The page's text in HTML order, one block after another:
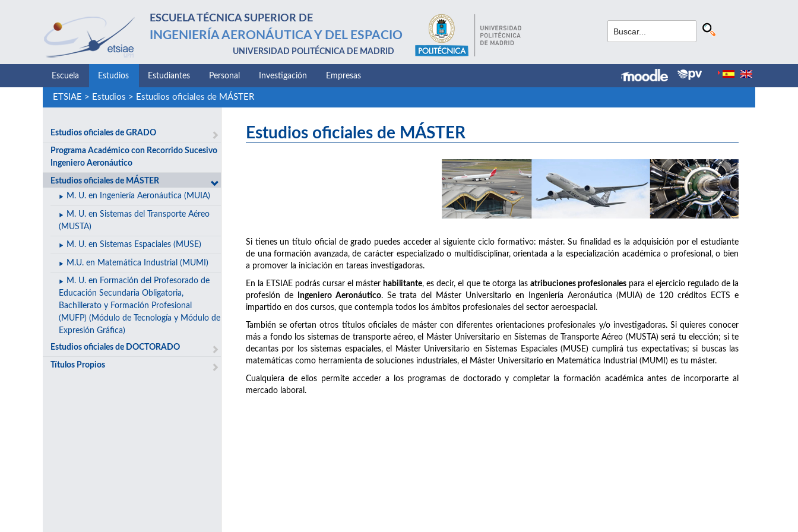
ESCUELA TÉCNICA SUPERIOR DE
INGENIERÍA AERONÁUTICA Y DEL ESPACIO
UNIVERSIDAD POLITÉCNICA DE MADRID
Escuela Estudios Estudiantes Personal Investigación Empresas
ETSIAE > Estudios > Estudios oficiales de MÁSTER
Estudios oficiales de GRADO
Programa Académico con Recorrido Sucesivo
Ingeniero Aeronáutico
Estudios oficiales de MÁSTER
M. U. en Ingeniería Aeronáutica (MUIA)
M. U. en Sistemas del Transporte Aéreo
(MUSTA)
M. U. en Sistemas Espaciales (MUSE)
M.U. en Matemática Industrial (MUMI)
M. U. en Formación del Profesorado de
Educación Secundaria Obligatoria,
Bachillerato y Formación Profesional
(MUFP) (Módulo de Tecnología y Módulo de
Expresión Gráfica)
Estudios oficiales de DOCTORADO
Títulos Propios
Estudios oficiales de MÁSTER
Si tienes un título oficial de grado puedes acceder al siguiente ciclo formativo: máster. Su finalidad es la adquisición por el estudiante
de una formación avanzada, de carácter especializado o multidisciplinar, orientada a la especialización académica o profesional, o bien
a promover la iniciación en tareas investigadoras.
En la ETSIAE podrás cursar el máster habilitante, es decir, el que te otorga las atribuciones profesionalespara el ejercicio regulado de la
profesión de
Ingeniero Aeronáutico. Se trata del Máster Universitario en Ingeniería Aeronáutica (MUIA) de 120 créditos ECTS e
impartido en dos cursos, que contempla todos los ámbitos profesionales del sector aeroespacial.
También se ofertan otros títulos oficiales de máster con diferentes orientaciones profesionales y/o investigadoras. Si quieres conocer
más a fondo los sistemas de transporte aéreo, el Máster Universitario en Sistemas de Transporte Aéreo (MUSTA) será tu elección; si te
decantas por los sistemas espaciales, el Máster Universitario en Sistemas Espaciales (MUSE) cumplirá tus expectativas; si buscas las
matemáticas como herramienta de soluciones industriales, el Máster Universitario en Matemática Industrial (MUMI) es tu máster.
Cualquiera de ellos permite acceder a los programas de doctorado y completar la formación académica antes de incorporarte al
mercado laboral.